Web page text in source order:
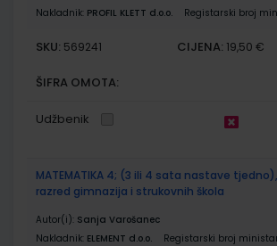
Nakladnik: PROFIL KLETT d.o.o. Registarski broj
SKU: 569241 CIJENA: 19,50 €
ŠIFRA OMOTA:
Udžbenik
MATEMATIKA 4; (3 ili 4 sata nastave
razred gimnazija i strukovnih škola
Autor(i): Sanja Varošanec
Nakladnik: ELEMENT d.o.o. Registarski broj